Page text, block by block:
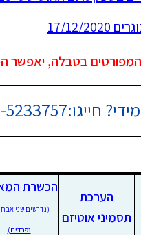
2020
בטבלה, יאפשר
חייגו:5233757
הערכת
תסמיני אוטיזם
הכשרת
(נדרשים שני
נפרדים)